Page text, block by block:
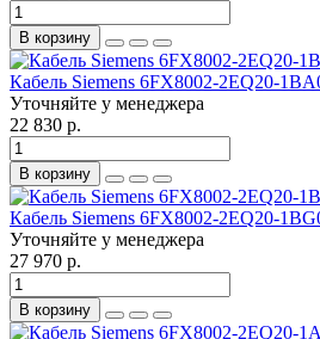
В корзину
Кабель Siemens 6FX8002-2EQ20-
Уточняйте у менеджера
22 830 р.
В корзину
Кабель Siemens 6FX8002-2EQ20-
Уточняйте у менеджера
27 970 р.
В корзину